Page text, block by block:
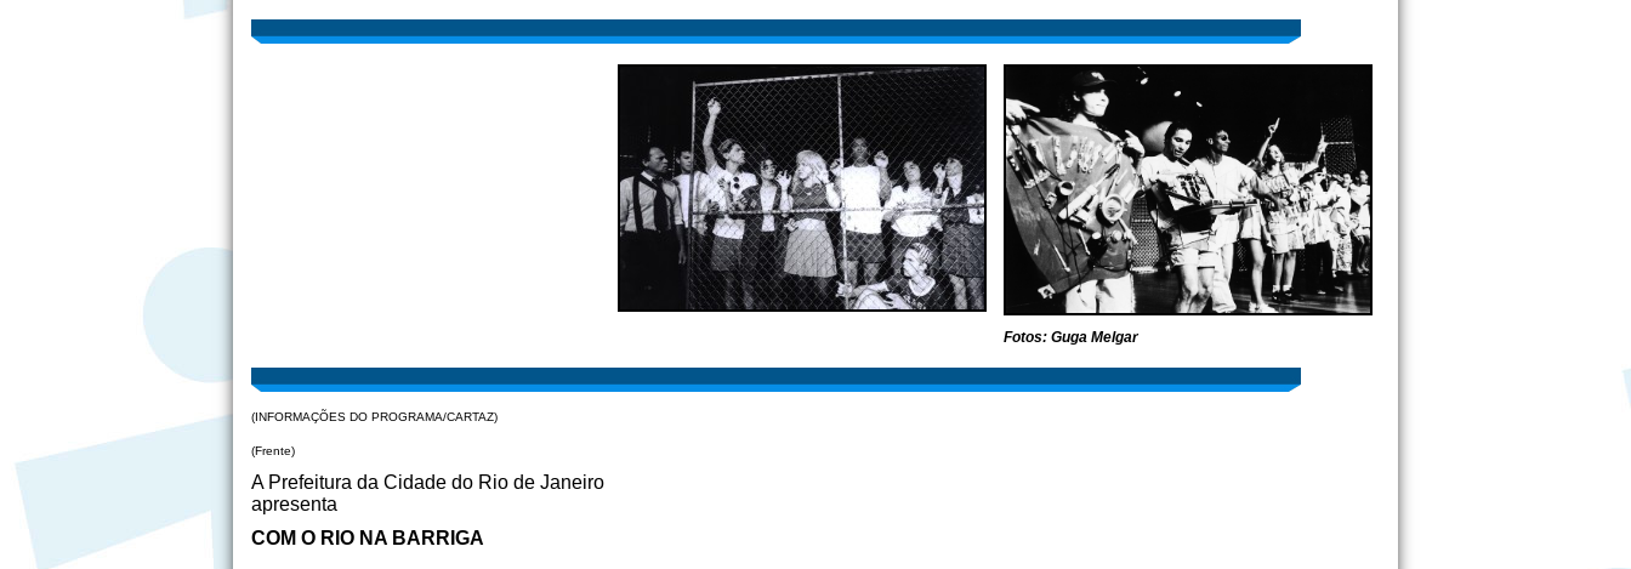
Fotos: Guga Melgar
(INFORMAÇÕES DO PROGRAMA/CARTAZ)
(Frente)
A Prefeitura da Cidade do Rio de Janeiro
apresenta
COM O RIO NA BARRIGA